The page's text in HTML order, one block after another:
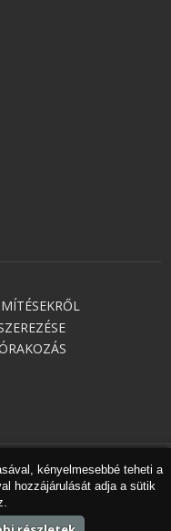
jog fenntartva
Expedient
Professzorok Kft.
kényelmesebbé teheti a
hozzájárulását adja a sütik